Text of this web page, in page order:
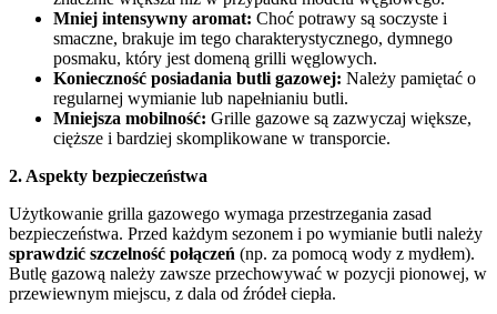
Mniej intensywny aromat: Choć potrawy są soczyste i
smaczne, brakuje im tego charakterystycznego, dymnego
posmaku, który jest domeną grilli węglowych.
Konieczność posiadania butli gazowej: Należy pamiętać o
regularnej wymianie lub napełnianiu butli.
Mniejsza mobilność: Grille gazowe są zazwyczaj większe,
cięższe i bardziej skomplikowane w transporcie.
2. Aspekty bezpieczeństwa
Użytkowanie grilla gazowego wymaga przestrzegania zasad
bezpieczeństwa. Przed każdym sezonem i po wymianie butli należy
sprawdzić szczelność połączeń (np. za pomocą wody z mydłem).
Butlę gazową należy zawsze przechowywać w pozycji pionowej, w
przewiewnym miejscu, z dala od źródeł ciepła.